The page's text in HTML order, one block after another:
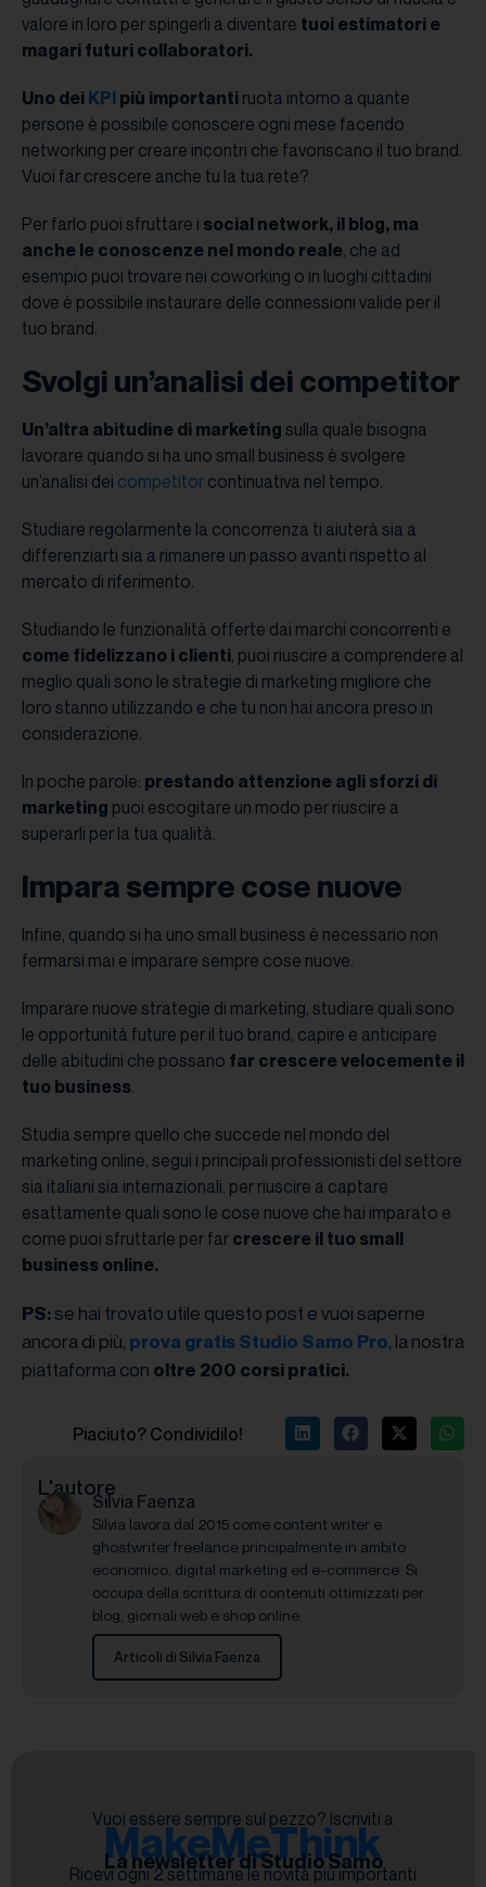
valore in loro per spingerli a diventare tuoi estimatori e
magari futuri collaboratori.
Uno dei KPI più importanti ruota intorno a quante
persone è possibile conoscere ogni mese facendo
networking per creare incontri che favoriscano il tuo brand.
Vuoi far crescere anche tu la tua rete?
Per farlo puoi sfruttare i social network, il blog, ma
anche le conoscenze nel mondo reale, che ad
esempio puoi trovare nei coworking o in luoghi cittadini
dove è possibile instaurare delle connessioni valide per il
tuo brand.
Svolgi un’analisi dei competitor
Un’altra abitudine di marketing sulla quale bisogna
lavorare quando si ha uno small business è svolgere
un’analisi dei competitor continuativa nel tempo.
Studiare regolarmente la concorrenza ti aiuterà sia a
differenziarti sia a rimanere un passo avanti rispetto al
mercato di riferimento.
Studiando le funzionalità offerte dai marchi concorrenti e
come fidelizzano i clienti, puoi riuscire a comprendere al
meglio quali sono le strategie di marketing migliore che
loro stanno utilizzando e che tu non hai ancora preso in
considerazione.
In poche parole: prestando attenzione agli sforzi di
marketing puoi escogitare un modo per riuscire a
superarli per la tua qualità.
Impara sempre cose nuove
Infine, quando si ha uno small business è necessario non
fermarsi mai e imparare sempre cose nuove.
Imparare nuove strategie di marketing, studiare quali sono
le opportunità future per il tuo brand, capire e anticipare
delle abitudini che possano far crescere velocemente il
tuo business.
Studia sempre quello che succede nel mondo del
marketing online, segui i principali professionisti del settore
sia italiani sia internazionali, per riuscire a captare
esattamente quali sono le cose nuove che hai imparato e
come puoi sfruttarle per far crescere il tuo small
business online.
PS:se hai trovato utile questo post e vuoi saperne
ancora di più, prova gratis Studio Samo Pro, la nostra
piattaforma con oltre 200 corsi pratici.
Piaciuto? Condividilo!
L'autore
Silvia Faenza
Silvia lavora dal 2015 come content writer e
ghostwriter freelance principalmente in ambito
economico, digital marketing ed e-commerce. Si
occupa della scrittura di contenuti ottimizzati per
blog, giornali web e shop online.
Articoli di Silvia Faenza
Vuoi essere sempre sul pezzo? Iscriviti a
MakeMeThink
La newsletter di Studio Samo
Ricevi ogni 2 settimane le novità più importanti